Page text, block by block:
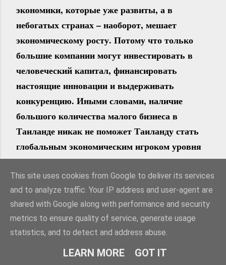
экономики, которые уже развиты, а в
небогатых странах – наоборот, мешает
экономическому росту. Потому что только
большие компании могут инвестировать в
человеческий капитал, финансировать
настоящие инновации и выдерживать
конкуренцию. Иными словами, наличие
большого количества малого бизнеса в
Таиланде никак не поможет Таиланду стать
глобальным экономическим игроком уровня
Кореи.
– Конечно, потому что нужны серьезные
драйверы, а не те, что у малого бизнеса. У нас в
компании странная ситуация, мы отчасти
испорчены Китаем. Мы разрабатываем решение
в Китае, мы нарабатываем опыт, но мы не знаем,
как применить его здесь, потому что он слишком
This site uses cookies from Google to deliver its services
and to analyze traffic. Your IP address and user-agent are
shared with Google along with performance and security
metrics to ensure quality of service, generate usage
statistics, and to detect and address abuse.
LEARN MORE GOT IT